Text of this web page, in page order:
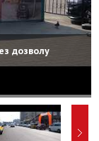
дозволу